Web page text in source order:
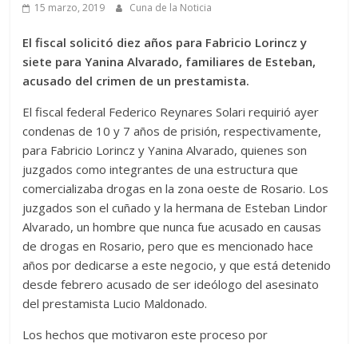
15 marzo, 2019 Cuna de la Noticia
El fiscal solicitó diez años para Fabricio Lorincz y
siete para Yanina Alvarado, familiares de Esteban,
acusado del crimen de un prestamista.
El fiscal federal Federico Reynares Solari requirió ayer
condenas de 10 y 7 años de prisión, respectivamente,
para Fabricio Lorincz y Yanina Alvarado, quienes son
juzgados como integrantes de una estructura que
comercializaba drogas en la zona oeste de Rosario. Los
juzgados son el cuñado y la hermana de Esteban Lindor
Alvarado, un hombre que nunca fue acusado en causas
de drogas en Rosario, pero que es mencionado hace
años por dedicarse a este negocio, y que está detenido
desde febrero acusado de ser ideólogo del asesinato
del prestamista Lucio Maldonado.
Los hechos que motivaron este proceso por